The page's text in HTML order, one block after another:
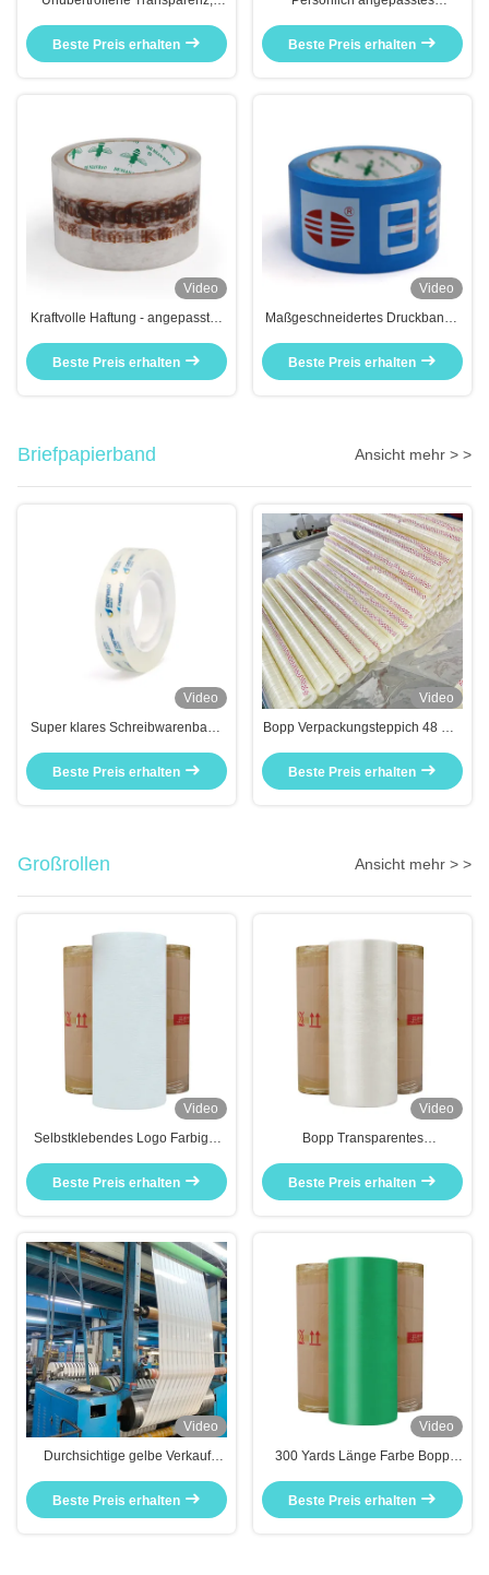
nahtlose Verknüpfung
Beste Preis erhalten
für alle Ihre
Handwerksbedürfnisse
Beste Preis erhalten
Video
Kraftvolle Haftung - angepasstes
an verschiedene Materialien
Beste Preis erhalten
Video
Maßgeschneidertes Druckband -
Handwerk und Organisation
Beste Preis erhalten
Briefpapierband Ansicht mehr > >
Video
Super klares Schreibwarenband
Beste Preis erhalten
Video
Bopp Verpackungsteppich 48 mm
Beste Preis erhalten
Großrollen Ansicht mehr > >
Video
Selbstklebendes Logo Farbiger
Beste Preis erhalten
Video
Bopp Transparentes
Verpackungsteppich BOPP/OPP
Beste Preis erhalten
Video
Durchsichtige gelbe Verkauf
Versandverpackung Jumbo
Rollen
Beste Preis erhalten
Video
300 Yards Länge Farbe Bopp
Beste Preis erhalten